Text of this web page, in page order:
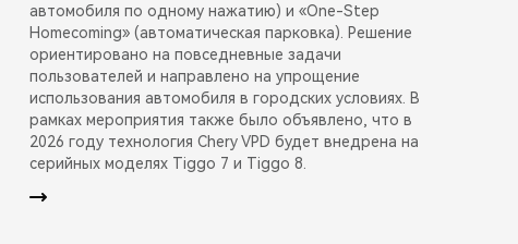
автомобиля по одному нажатию) и «One-Step
Homecoming» (автоматическая парковка). Решение
ориентировано на повседневные задачи
пользователей и направлено на упрощение
использования автомобиля в городских условиях. В
рамках мероприятия также было объявлено, что в
2026 году технология Chery VPD будет внедрена на
серийных моделях Tiggo 7 и Tiggo 8.